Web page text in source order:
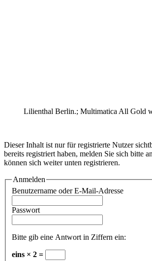
Lilienthal Berlin.; Multimatica All Gold
Dieser Inhalt ist nur für registrierte Nutzer
bereits registriert haben, melden Sie sich bitte
können sich weiter unten registrieren.
Anmelden
Benutzername oder E-Mail-Adresse
Passwort
Bitte gib eine Antwort in Ziffern ein:
eins × 2 =